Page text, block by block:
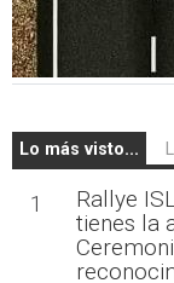
Lo más visto...
1
Rallye
tienes la